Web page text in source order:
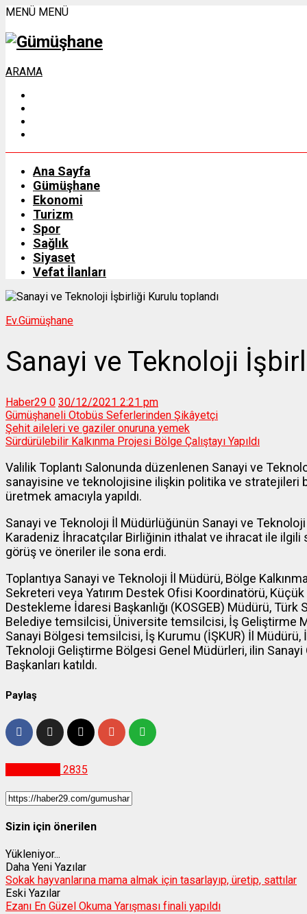
MENÜ MENÜ
ARAMA
Ana Sayfa
Gümüşhane
Ekonomi
Turizm
Spor
Sağlık
Siyaset
Vefat İlanları
Ev.Gümüşhane
Sanayi ve Teknoloji
Haber29 0 30/12/2021 2:21 pm
Gümüşhaneli Otobüs Seferlerinden Şikâyetçi
Şehit aileleri ve gaziler onuruna yemek
Sürdürülebilir Kalkınma Projesi Bölge Çalıştayı Yapıldı
Valilik Toplantı Salonunda düzenlenen Sanayi ve
sanayisine ve teknolojisine ilişkin politika ve stratejileri
üretmek amacıyla yapıldı.
Sanayi ve Teknoloji İl Müdürlüğünün Sanayi ve
Karadeniz İhracatçılar Birliğinin ithalat ve ihracat ile
görüş ve öneriler ile sona erdi.
Toplantıya Sanayi ve Teknoloji İl Müdürü, Bölge
Sekreteri veya Yatırım Destek Ofisi Koordinatörü,
Destekleme İdaresi Başkanlığı (KOSGEB) Müdürü,
Belediye temsilcisi, Üniversite temsilcisi, İş Geliştirme
Sanayi Bölgesi temsilcisi, İş Kurumu (İŞKUR) İl
Teknoloji Geliştirme Bölgesi Genel Müdürleri, ilin Sanayi
Başkanları katıldı.
Paylaş
2835
Sizin için önerilen
Yükleniyor...
Daha Yeni Yazılar
Sokak hayvanlarına mama almak için tasarlayıp, üretip, sattılar
Eski Yazılar
Ezanı En Güzel Okuma Yarışması finali yapıldı